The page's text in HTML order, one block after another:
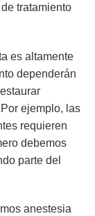
tratamiento
es altamente
dependerán
ejemplo, las
requieren
debemos
parte del
anestesia